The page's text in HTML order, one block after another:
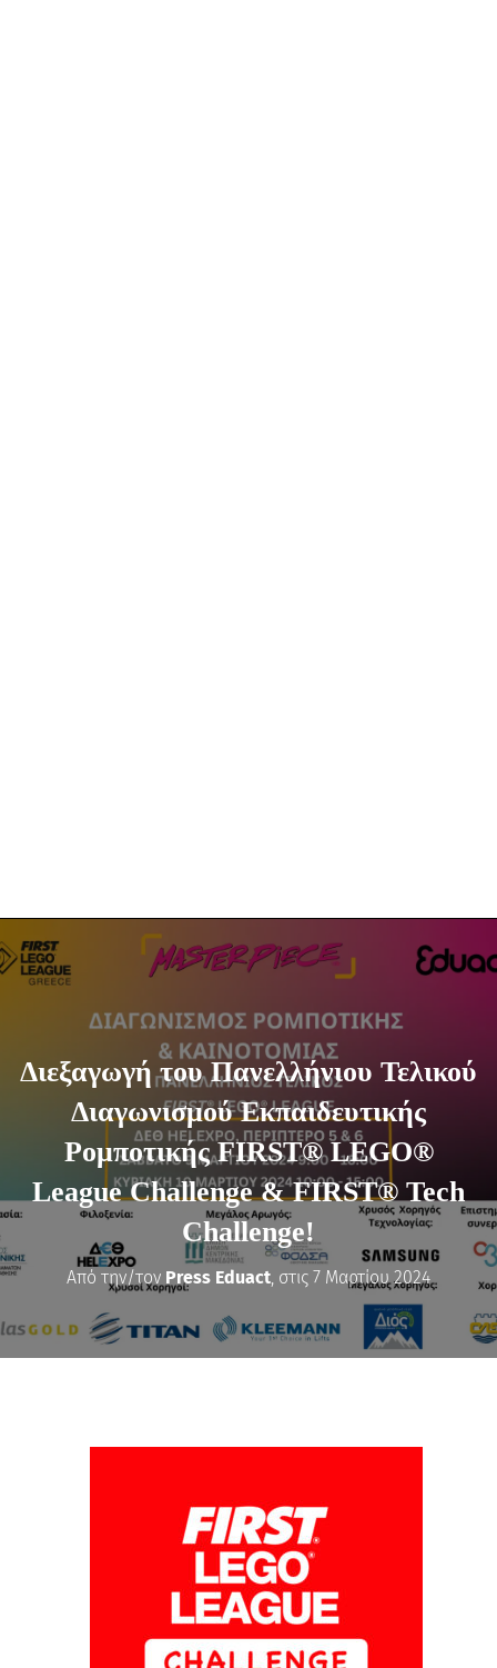
Διεξαγωγή του Πανελλήνιου Τελικού
Διαγωνισμού Εκπαιδευτικής
Ρομποτικής FIRST® LEGO®
League Challenge & FIRST® Tech
Challenge!
Από την/τον Press Eduact, στις 7 Μαρτίου 2024